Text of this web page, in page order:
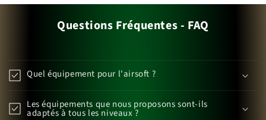
Questions Fréquentes - FAQ
Quel équipement pour l'airsoft ?
Les équipements que nous proposons sont-ils
adaptés à tous les niveaux ?